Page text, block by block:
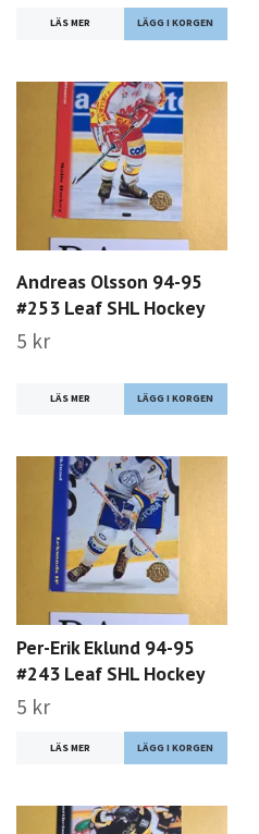
LÄS MER
Andreas Olsson 94-95
#253 Leaf SHL Hockey
5 kr
LÄS MER
Per-Erik Eklund 94-95
#243 Leaf SHL Hockey
5 kr
LÄS MER